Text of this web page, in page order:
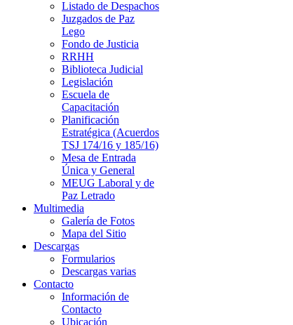
Listado de Despachos
Juzgados de Paz
Lego
Fondo de Justicia
RRHH
Biblioteca Judicial
Legislación
Escuela de
Capacitación
Planificación
Estratégica (Acuerdos
TSJ 174/16 y 185/16)
Mesa de Entrada
Única y General
MEUG Laboral y de
Paz Letrado
Multimedia
Galería de Fotos
Mapa del Sitio
Descargas
Formularios
Descargas varias
Contacto
Información de
Contacto
Ubicación